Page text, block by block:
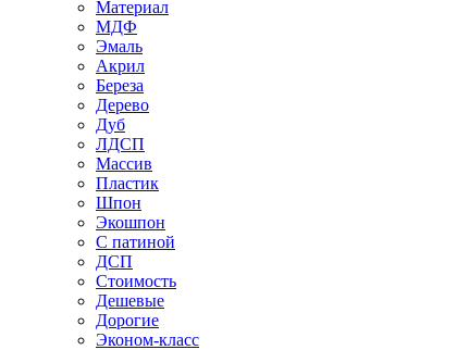
Материал
МДФ
Эмаль
Акрил
Береза
Дерево
Дуб
ЛДСП
Массив
Пластик
Шпон
Экошпон
С патиной
ДСП
Стоимость
Дешевые
Дорогие
Эконом-класс